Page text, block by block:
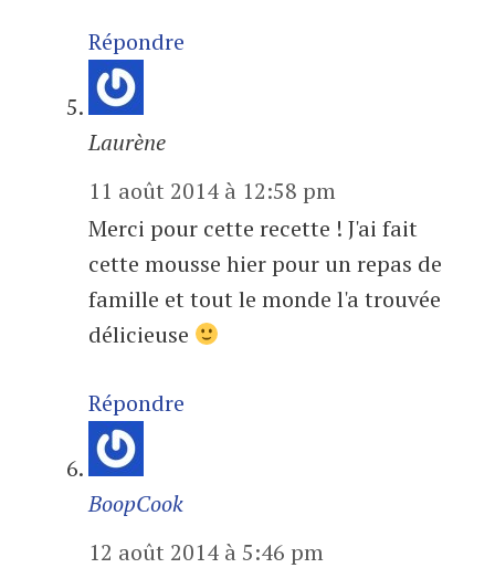
Répondre
Laurène
11 août 2014 à 12:58 pm
Merci pour cette recette ! J'ai fait
cette mousse hier pour un repas de
famille et tout le monde l'a trouvée
délicieuse
Répondre
BoopCook
12 août 2014 à 5:46 pm